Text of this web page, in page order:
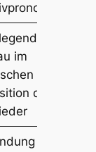
im
und
der
des